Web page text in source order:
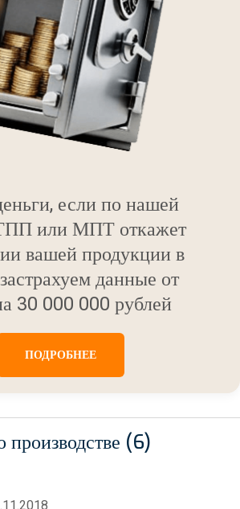
если по нашей
или МПТ откажет
вашей продукции в
данные от
30 000 000 рублей
ПОДРОБНЕЕ
производстве (6)